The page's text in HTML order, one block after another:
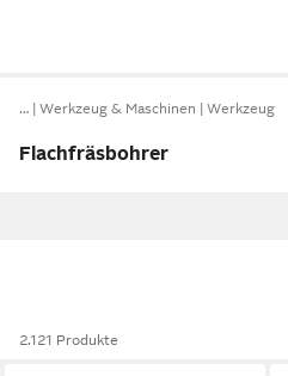
… Werkzeug & Maschinen Werkzeug
Flachfräsbohrer
2.121 Produkte